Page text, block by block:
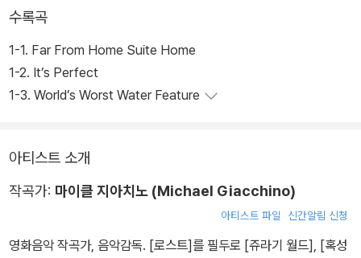
수록곡
1-1. Far From Home Suite Home
1-2. It’s Perfect
1-3. World’s Worst Water Feature
아티스트 소개
작곡가: 마이클 지아치노 (Michael Giacchino)
아티스트 파일 신간알림 신청
영화음악 작곡가, 음악감독. [로스트]를 필두로 [쥬라기 월드], [혹성